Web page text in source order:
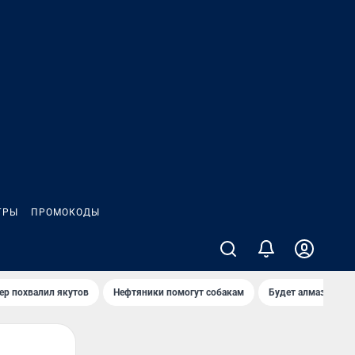
ПРОМОКОДЫ
похвалил якутов Нефтяники помогут собакам Будет алмазный